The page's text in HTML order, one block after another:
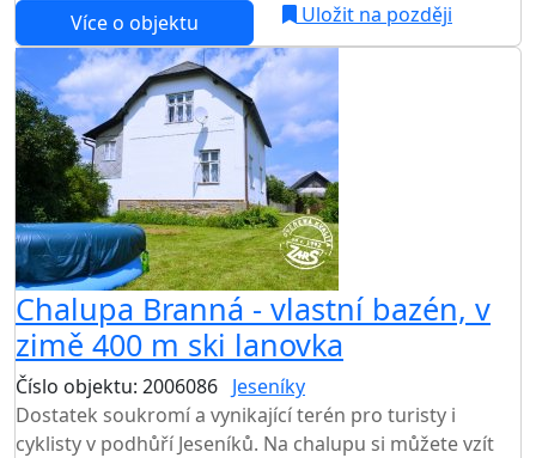
Více o objektu
Uložit na později
Chalupa Branná - vlastní bazén, v
zimě 400 m ski lanovka
Číslo objektu: 2006086 Jeseníky
Dostatek soukromí a vynikající terén pro turisty i
cyklisty v podhůří Jeseníků. Na chalupu si můžete vzít